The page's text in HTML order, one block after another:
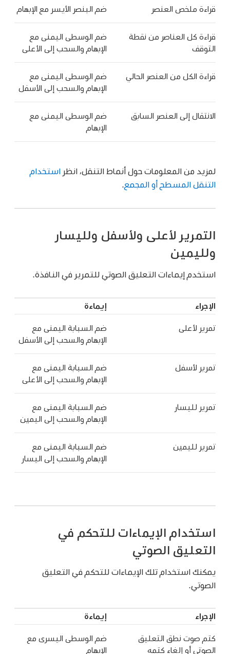
قراءة ملخص العنصر ضم البنصر الأيسر مع الإبهام
قراءة كل العناصر من نقطة
التوقف
ضم الوسطى اليمنى مع
الإبهام والسحب إلى الأعلى
قراءة الكل من العنصر الحالي
ضم الوسطى اليمنى مع
الإبهام والسحب إلى الأسفل
الانتقال إلى العنصر السابق
ضم الوسطى اليمنى مع
الإبهام
لمزيد من المعلومات حول أنماط التنقل، انظر استخدام
التنقل المسطح أو المجمع.
التمرير لأعلى ولأسفل ولليسار
ولليمين
استخدم إيماءات التعليق الصوتي للتمرير في النافذة.
الإجراء إيماءة
تمرير لأعلى
ضم السبابة اليمنى مع
الإبهام والسحب إلى الأسفل
تمرير لأسفل
ضم السبابة اليمنى مع
الإبهام والسحب إلى الأعلى
تمرير لليسار
ضم السبابة اليمنى مع
الإبهام والسحب إلى اليمين
تمرير لليمين
ضم السبابة اليمنى مع
الإبهام والسحب إلى اليسار
استخدام الإيماءات للتحكم في
التعليق الصوتي
يمكنك استخدام تلك الإيماءات للتحكم في التعليق
الصوتي.
الإجراء إيماءة
كتم صوت نطق التعليق
الصوتي أو إلغاء كتمه
ضم الوسطى اليسرى مع
الإبهام